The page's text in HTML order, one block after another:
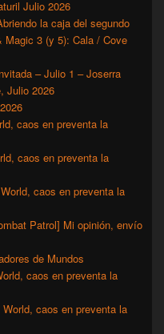
Julio 2026
la caja del segundo
Magic 3 (y 5): Cala / Cove
– Julio 1 – Joserra
Julio 2026
caos en preventa la
caos en preventa la
caos en preventa la
Patrol] Mi opinión, envío
de Mundos
caos en preventa la
caos en preventa la